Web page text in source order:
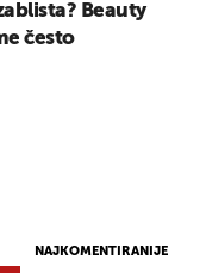
NAJKOMENTIRANIJE
Beauty
često